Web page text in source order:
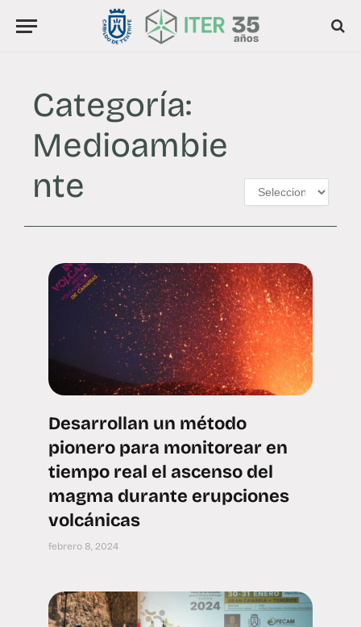
Categoría:
Medioambie
nte
Desarrollan un método
pionero para monitorear en
tiempo real el ascenso del
magma durante erupciones
volcánicas
febrero 8, 2024